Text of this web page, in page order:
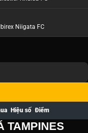
Niigata FC
Hiệu số Điểm
TAMPINES